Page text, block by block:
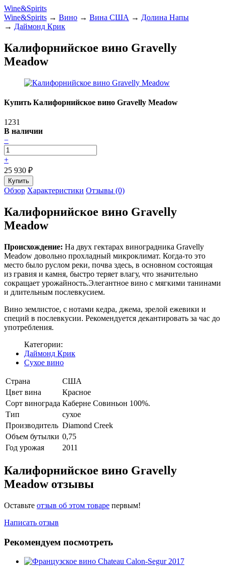
Wine&Spirits
Wine&Spirits → Вино → Вина США → Долина Напы
→ Даймонд Крик
Калифорнийское вино Gravelly
Meadow
Купить Калифорнийское вино Gravelly Meadow
1231
В наличии
−
+
25 930 ₽
Обзор Характеристики Отзывы (0)
Калифорнийское вино Gravelly
Meadow
Происхождение: На двух гектарах виноградника Gravelly
Meadow довольно прохладный микроклимат. Когда-то это
место было руслом реки, почва здесь, в основном состоящая
из гравия и камня, быстро теряет влагу, что значительно
сокращает урожайность.Элегантное вино с мягкими танинами
и длительным послевкусием.
Вино землистое, с нотами кедра, джема, зрелой ежевики и
специй в послевкусии. Рекомендуется декантировать за час до
употребления.
Категории:
Даймонд Крик
Сухое вино
Страна
США
Цвет вина
Красное
Сорт винограда Каберне Совиньон 100%.
Тип
сухое
Производитель Diamond Creek
Объем бутылки 0,75
Год урожая
2011
Калифорнийское вино Gravelly
Meadow отзывы
Оставьте отзыв об этом товаре первым!
Написать отзыв
Рекомендуем посмотреть